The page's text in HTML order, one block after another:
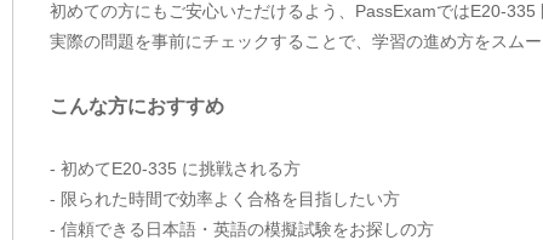
初めての方にもご安心いただけるよう、PassExamではE20-
実際の問題を事前にチェックすることで、学習の進め方をスム
こんな方におすすめ
- 初めてE20-335 に挑戦される方
- 限られた時間で効率よく合格を目指したい方
- 信頼できる日本語・英語の模擬試験をお探しの方